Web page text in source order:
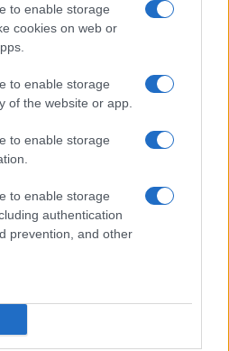
to enable storage
cookies on web or
to enable storage
of the website or app.
to enable storage
to enable storage
authentication
prevention, and other
μας στο
Google